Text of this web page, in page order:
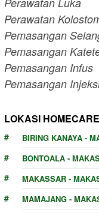
Perawatan
Pemasangan
Pemasangan
Pemasangan Infus
Pemasangan
LOKASI HOMECARE
BIRING KANAYA -
BONTOALA -
MAKASSAR -
MAMAJANG -